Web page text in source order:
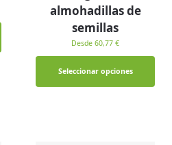
almohadillas de
semillas
Desde 60,77 €
Seleccionar opciones